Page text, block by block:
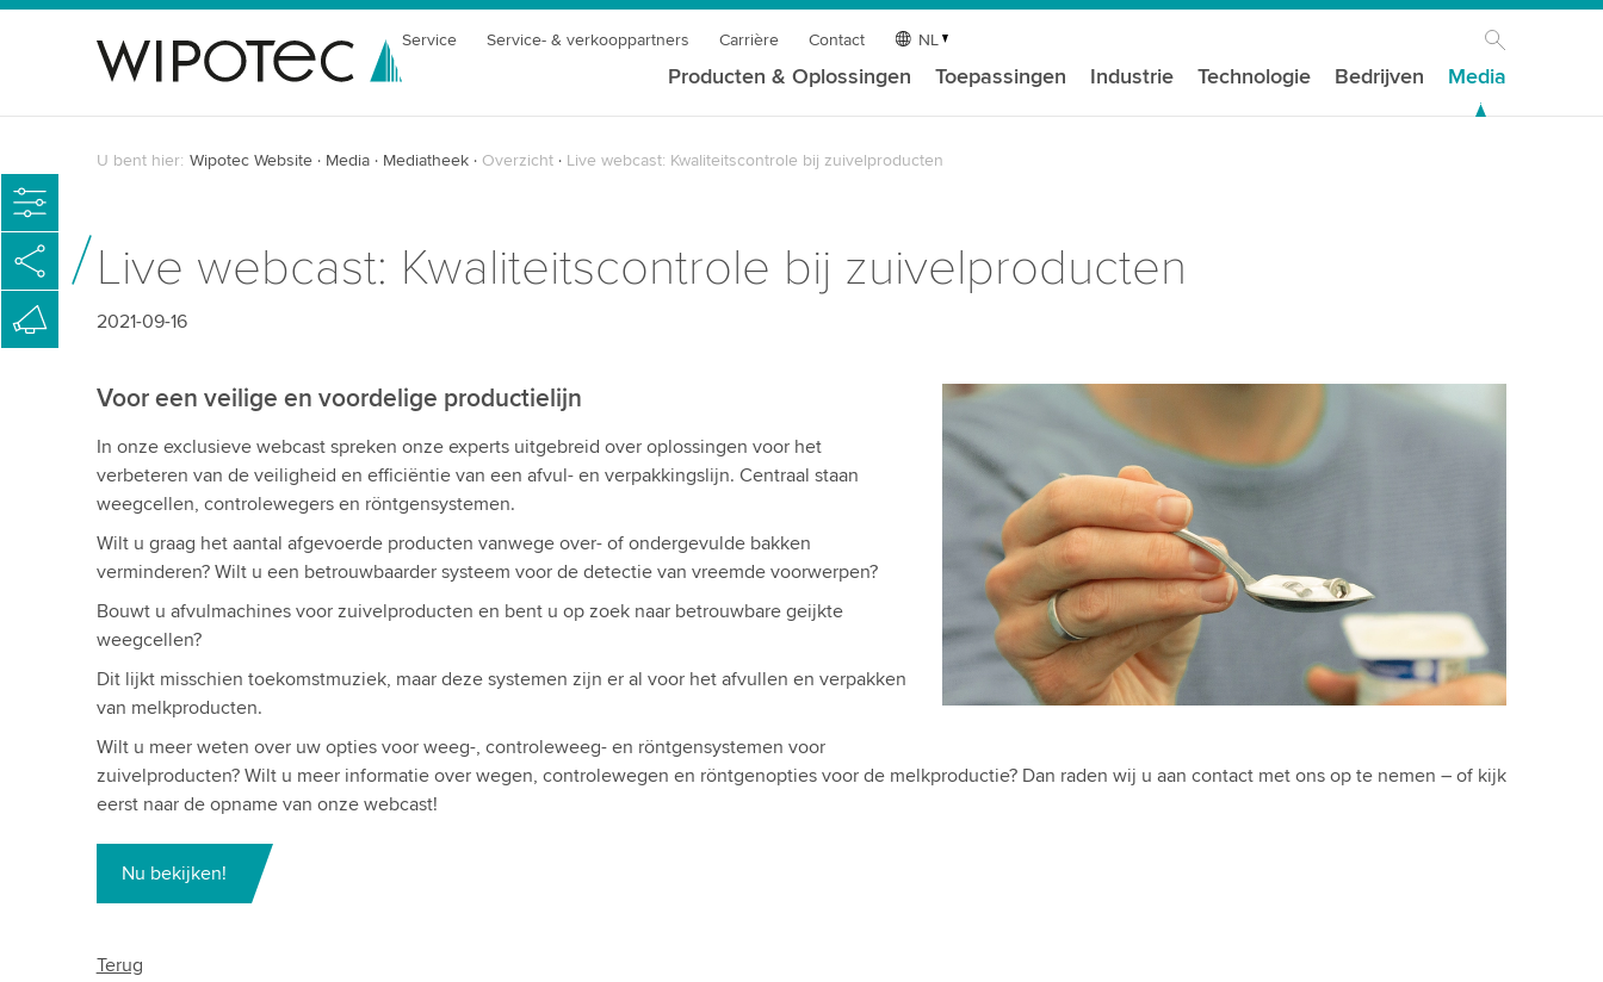
Service Service- & verkooppartners Carrière Contact NL
Producten & Oplossingen Toepassingen Industrie Technologie Bedrijven Media
U bent hier: Wipotec Website Media Mediatheek Overzicht Live webcast: Kwaliteitscontrole bij zuivelproducten
Live webcast: Kwaliteitscontrole bij zuivelproducten
2021-09-16
Voor een veilige en voordelige productielijn
In onze exclusieve webcast spreken onze experts uitgebreid over oplossingen voor het
verbeteren van de veiligheid en efficiëntie van een afvul- en verpakkingslijn. Centraal staan
weegcellen, controlewegers en röntgensystemen.
Wilt u graag het aantal afgevoerde producten vanwege over- of ondergevulde bakken
verminderen? Wilt u een betrouwbaarder systeem voor de detectie van vreemde voorwerpen?
Bouwt u afvulmachines voor zuivelproducten en bent u op zoek naar betrouwbare geijkte
weegcellen?
Dit lijkt misschien toekomstmuziek, maar deze systemen zijn er al voor het afvullen en verpakken
van melkproducten.
Wilt u meer weten over uw opties voor weeg-, controleweeg- en röntgensystemen voor
zuivelproducten? Wilt u meer informatie over wegen, controlewegen en röntgenopties voor de melkproductie? Dan raden wij u aan contact met ons op te nemen – of kijk
eerst naar de opname van onze webcast!
Nu bekijken!
Terug